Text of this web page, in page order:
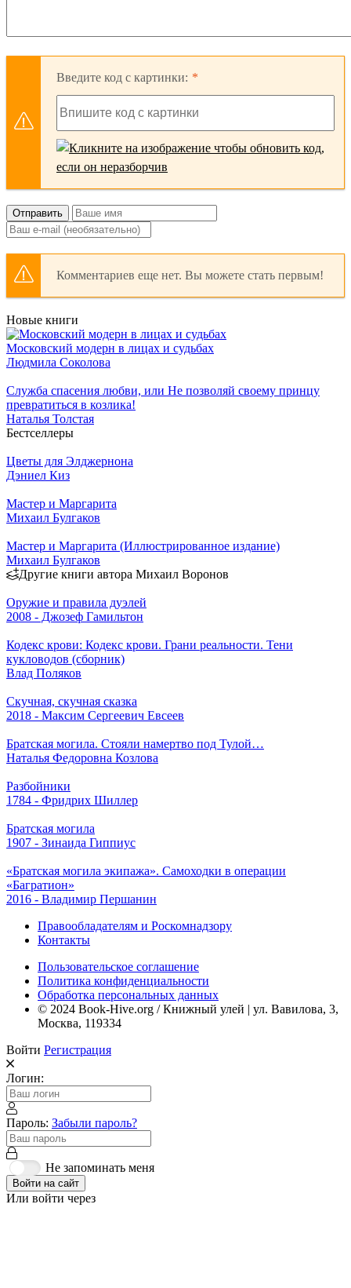
Введите код с картинки:
Отправить
Комментариев еще нет. Вы можете стать первым!
Новые книги
Московский модерн в лицах и судьбах
Людмила Соколова
Служба спасения любви, или Не позволяй своему принцу
превратиться в козлика!
Наталья Толстая
Бестселлеры
Цветы для Элджернона
Дэниел Киз
Мастер и Маргарита
Михаил Булгаков
Мастер и Маргарита (Иллюстрированное издание)
Михаил Булгаков
Другие книги автора Михаил Воронов
Оружие и правила дуэлей
2008 - Джозеф Гамильтон
Кодекс крови: Кодекс крови. Грани реальности. Тени
кукловодов (сборник)
Влад Поляков
Скучная, скучная сказка
2018 - Максим Сергеевич Евсеев
Братская могила. Стояли намертво под Тулой…
Наталья Федоровна Козлова
Разбойники
1784 - Фридрих Шиллер
Братская могила
1907 - Зинаида Гиппиус
«Братская могила экипажа». Самоходки в операции
«Багратион»
2016 - Владимир Першанин
Правообладателям и Роскомнадзору
Контакты
Пользовательское соглашение
Политика конфиденциальности
Обработка персональных данных
© 2024 Book-Hive.org / Книжный улей | ул. Вавилова, 3,
Москва, 119334
Войти Регистрация
Логин:
Пароль: Забыли пароль?
Не запоминать меня
Войти на сайт
Или войти через